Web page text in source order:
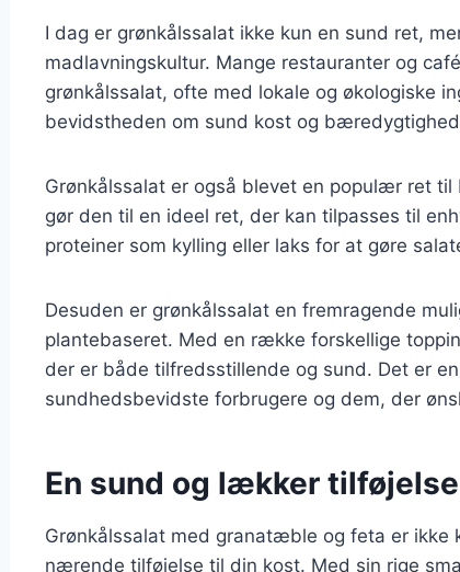
I dag er grønkålssalat ikke kun en sund ret,
madlavningskultur. Mange restauranter og
grønkålssalat, ofte med lokale og økologiske
bevidstheden om sund kost og
Grønkålssalat er også blevet en populær ret
gør den til en ideel ret, der kan tilpasses til
proteiner som kylling eller laks for at gøre
Desuden er grønkålssalat en fremragende
plantebaseret. Med en række forskellige
der er både tilfredsstillende og sund. Det er
sundhedsbevidste forbrugere og dem, der
En sund og lækker
Grønkålssalat med granatæble og feta er ikke
nærende tilføjelse til din kost. Med sin rige